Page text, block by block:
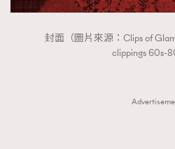
封面（圖片來源：Clips of
clippings 60s-